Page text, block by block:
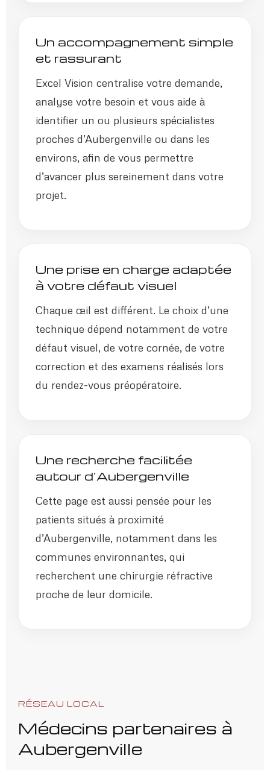
Un accompagnement simple
et rassurant
Excel Vision centralise votre demande,
analyse votre besoin et vous aide à
identifier un ou plusieurs spécialistes
proches d’Aubergenville ou dans les
environs, afin de vous permettre
d’avancer plus sereinement dans votre
projet.
Une prise en charge adaptée
à votre défaut visuel
Chaque œil est différent. Le choix d’une
technique dépend notamment de votre
défaut visuel, de votre cornée, de votre
correction et des examens réalisés lors
du rendez-vous préopératoire.
Une recherche facilitée
autour d’Aubergenville
Cette page est aussi pensée pour les
patients situés à proximité
d’Aubergenville, notamment dans les
communes environnantes, qui
recherchent une chirurgie réfractive
proche de leur domicile.
RÉSEAU LOCAL
Médecins partenaires à
Aubergenville